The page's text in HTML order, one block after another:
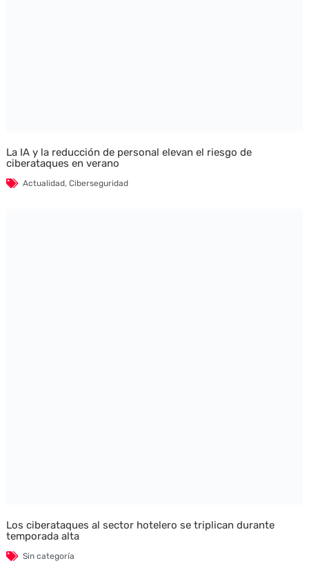
La IA y la reducción de personal elevan el riesgo de
ciberataques en verano
Actualidad, Ciberseguridad
Los ciberataques al sector hotelero se triplican durante
temporada alta
Sin categoría